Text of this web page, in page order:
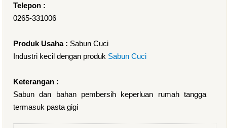
Telepon :
0265-331006
Produk Usaha : Sabun Cuci
Industri kecil dengan produk Sabun Cuci
Keterangan :
Sabun dan bahan pembersih keperluan rumah tangga
termasuk pasta gigi